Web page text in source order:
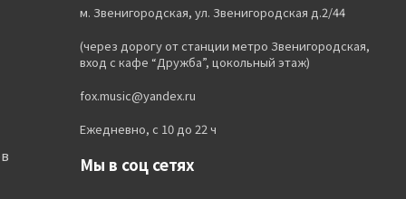
м. Звенигородская, ул. Звенигородская д.2/44
(через дорогу от станции метро Звенигородская,
вход с кафе “Дружба”, цокольный этаж)
fox.music@yandex.ru
Ежедневно, с 10 до 22 ч
Мы в соц сетях